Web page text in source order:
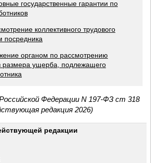
государственные гарантии по
коллективного трудового
посредника
органом по рассмотрению
размера ущерба, подлежащего
Федерации N 197-ФЗ ст 318
редакция 2026)
редакции